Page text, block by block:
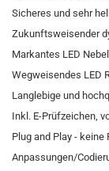
Sicheres und sehr
Zukunftsweisender
Markantes LED
Wegweisendes LED
Langlebige und
Inkl. E-Prüfzeichen,
Plug and Play -
Anpassungen/